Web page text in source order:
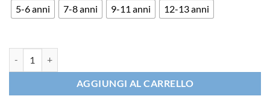
5-6 anni
7-8 anni 9-11 anni 12-13 anni
AGGIUNGI AL CARRELLO